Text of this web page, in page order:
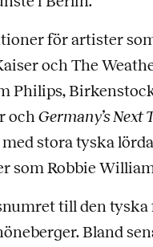
för artister
och The
Philips,
och Germany’s Next
stora tyska
som Robbie
till den
Bland